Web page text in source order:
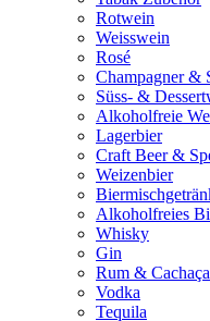
Rotwein
Weisswein
Rosé
Champagner &
Süss- &
Alkoholfreie
Lagerbier
Craft Beer &
Weizenbier
Alkoholfreies
Whisky
Gin
Rum & Cachaça
Vodka
Tequila